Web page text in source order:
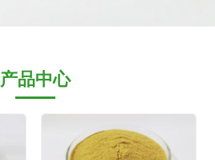
产品中心